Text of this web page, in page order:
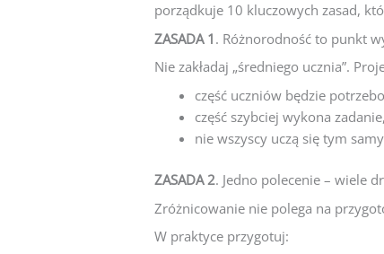
porządkuje 10 kluczowych zasad,
ZASADA 1 . Różnorodność to punkt
Nie zakładaj „średniego ucznia”.
część uczniów będzie
część szybciej wykona zadanie,
nie wszyscy uczą się tym
ZASADA 2. Jedno polecenie – wiele
Zróżnicowanie nie polega na
W praktyce przygotuj: